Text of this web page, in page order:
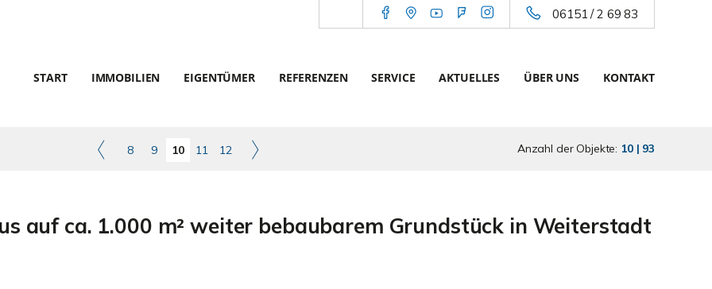
06151 / 2 69 83
START IMMOBILIEN EIGENTÜMER REFERENZEN SERVICE AKTUELLES ÜBER UNS KONTAKT
8 9 10 11 12 Anzahl der Objekte: 10 | 93
auf ca. 1.000 m² weiter bebaubarem Grundstück in Weiterstadt